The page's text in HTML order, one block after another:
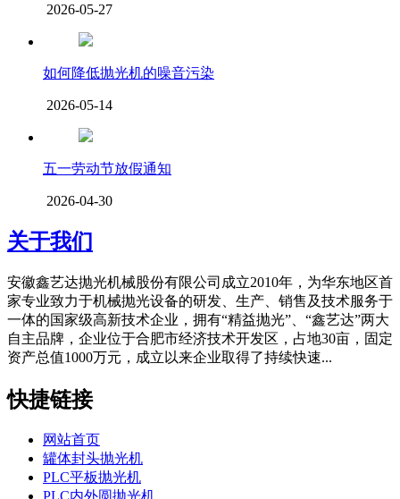
2026-05-27
如何降低抛光机的噪音污染
2026-05-14
五一劳动节放假通知
2026-04-30
关于我们
安徽鑫艺达抛光机械股份有限公司成立2010年，为华东地区首
家专业致力于机械抛光设备的研发、生产、销售及技术服务于
一体的国家级高新技术企业，拥有“精益抛光”、“鑫艺达”两大
自主品牌，企业位于合肥市经济技术开发区，占地30亩，固定
资产总值1000万元，成立以来企业取得了持续快速...
快捷链接
网站首页
罐体封头抛光机
PLC平板抛光机